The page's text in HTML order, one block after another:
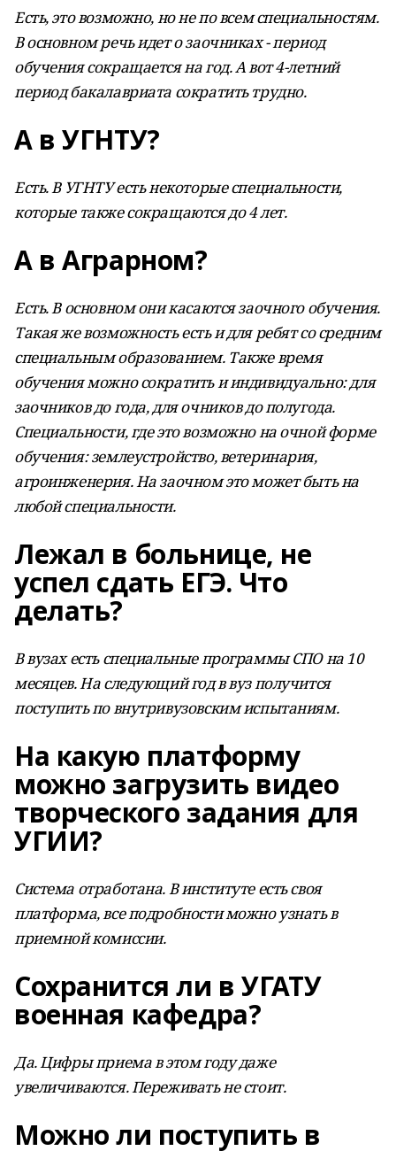
Есть, это возможно, но не по всем специальностям.
В основном речь идет о заочниках - период
обучения сокращается на год. А вот 4-летний
период бакалавриата сократить трудно.
А в УГНТУ?
Есть. В УГНТУ есть некоторые специальности,
которые также сокращаются до 4 лет.
А в Аграрном?
Есть. В основном они касаются заочного обучения.
Такая же возможность есть и для ребят со средним
специальным образованием. Также время
обучения можно сократить и индивидуально: для
заочников до года, для очников до полугода.
Специальности, где это возможно на очной форме
обучения: землеустройство, ветеринария,
агроинженерия. На заочном это может быть на
любой специальности.
Лежал в больнице, не
успел сдать ЕГЭ. Что
делать?
В вузах есть специальные программы СПО на 10
месяцев. На следующий год в вуз получится
поступить по внутривузовским испытаниям.
На какую платформу
можно загрузить видео
творческого задания для
УГИИ?
Система отработана. В институте есть своя
платформа, все подробности можно узнать в
приемной комиссии.
Сохранится ли в УГАТУ
военная кафедра?
Да. Цифры приема в этом году даже
увеличиваются. Переживать не стоит.
Можно ли поступить в